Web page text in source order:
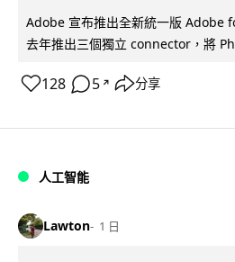
Adobe 宣布推出全新統一版 Adobe
去年推出三個獨立 connector，將
128 5 ↗ 分享
人工智能
Lawton 1 日